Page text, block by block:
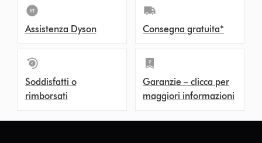
Assistenza Dyson Consegna gratuita*
Soddisfatti o
rimborsati
Garanzie – clicca per
maggiori informazioni